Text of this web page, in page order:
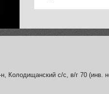
Колодищанский с/с, в/г 70 (инв.